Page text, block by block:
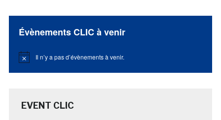
Évènements CLIC à venir
Notice Il n’y a pas d’évènements à venir.
EVENT CLIC